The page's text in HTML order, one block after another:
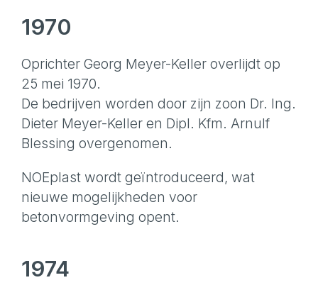
1970
Oprichter Georg Meyer-Keller overlijdt op
25 mei 1970.
De bedrijven worden door zijn zoon Dr. Ing.
Dieter Meyer-Keller en Dipl. Kfm. Arnulf
Blessing overgenomen.
NOEplast wordt geïntroduceerd, wat
nieuwe mogelijkheden voor
betonvormgeving opent.
1974